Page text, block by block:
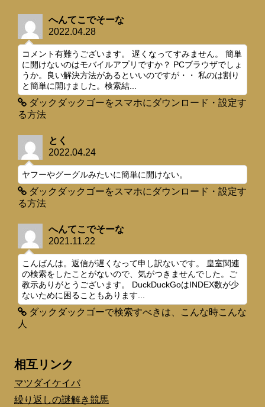
へんてこでそーな
2022.04.28
コメント有難うございます。 遅くなってすみません。 簡単
に開けないのはモバイルアプリですか？ PCブラウザでしょ
うか。良い解決方法があるといいのですが・・ 私のは割り
と簡単に開けました。検索結...
ダックダックゴーをスマホにダウンロード・設定す
る方法
とく
2022.04.24
ヤフーやグーグルみたいに簡単に開けない。
ダックダックゴーをスマホにダウンロード・設定す
る方法
へんてこでそーな
2021.11.22
こんばんは。返信が遅くなって申し訳ないです。 皇室関連
の検索をしたことがないので、気がつきませんでした。ご
教示ありがとうございます。 DuckDuckGoはINDEX数が少
ないために困ることもあります...
ダックダックゴーで検索すべきは、こんな時こんな
人
相互リンク
マツダイケイバ
繰り返しの謎解き競馬